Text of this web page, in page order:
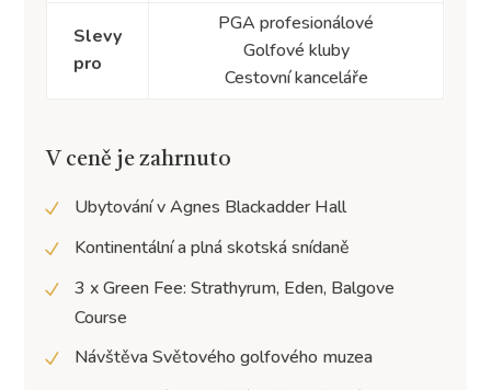
Slevy
pro
PGA profesionálové
Golfové kluby
Cestovní kanceláře
V ceně je zahrnuto
Ubytování v Agnes Blackadder Hall
Kontinentální a plná skotská snídaně
3 x Green Fee: Strathyrum, Eden, Balgove
Course
Návštěva Světového golfového muzea